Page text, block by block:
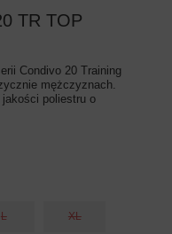
TR TOP
Condivo 20 Training
mężczyznach.
jakości poliestru o
L XL